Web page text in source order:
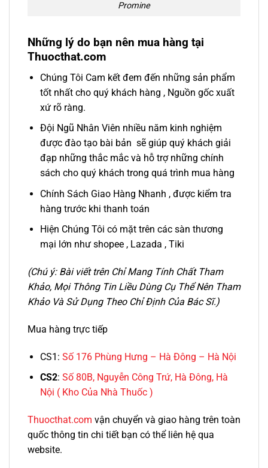
Promine
Những lý do bạn nên mua hàng tại
Thuocthat.com
Chúng Tôi Cam kết đem đến những sản phẩm
tốt nhất cho quý khách hàng , Nguồn gốc xuất
xứ rõ ràng.
Đội Ngũ Nhân Viên nhiều năm kinh nghiệm
được đào tạo bài bản sẽ giúp quý khách giải
đạp những thắc mắc và hỗ trợ những chính
sách cho quý khách trong quá trình mua hàng
Chính Sách Giao Hàng Nhanh , được kiểm tra
hàng trước khi thanh toán
Hiện Chúng Tôi có mặt trên các sàn thương
mại lớn như shopee , Lazada , Tiki
(Chú ý: Bài viết trên Chỉ Mang Tính Chất Tham
Khảo, Mọi Thông Tin Liều Dùng Cụ Thể Nên Tham
Khảo Và Sử Dụng Theo Chỉ Định Của Bác Sĩ.)
Mua hàng trực tiếp
CS1: Số 176 Phùng Hưng – Hà Đông – Hà Nội
CS2: Số 80B, Nguyễn Công Trứ, Hà Đông, Hà
Nội ( Kho Của Nhà Thuốc )
Thuocthat.com vận chuyển và giao hàng trên toàn
quốc thông tin chi tiết bạn có thể liên hệ qua
website.